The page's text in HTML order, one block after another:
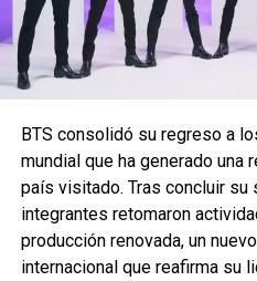
BTS consolidó su regreso a
mundial que ha generado una
país visitado. Tras concluir
integrantes retomaron
producción renovada, un
internacional que reafirma su